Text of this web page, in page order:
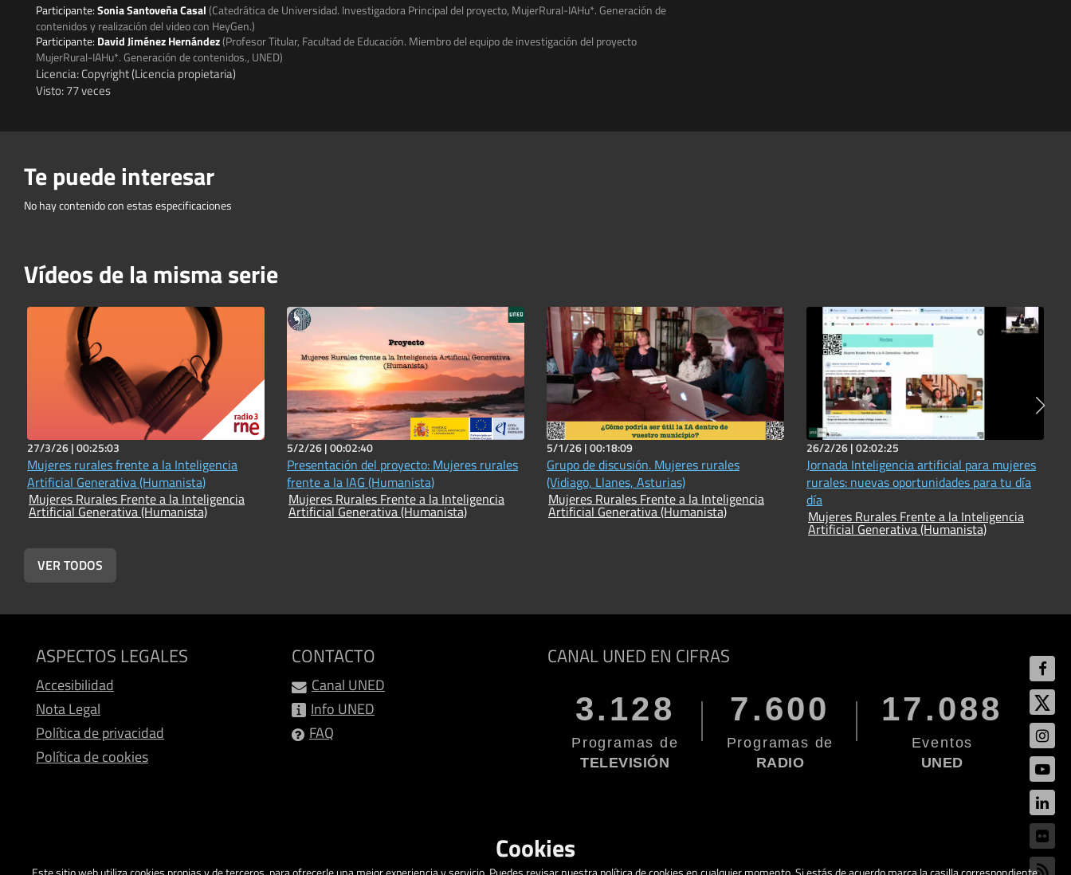
Participante:Sonia Santoveña Casal(Catedrática de Universidad. Investigadora Principal del proyecto, MujerRural-IAHu*. Generación de
contenidos y realización del video con HeyGen.)
Participante: David Jiménez Hernández(Profesor Titular, Facultad de Educación. Miembro del equipo de investigación del proyecto
MujerRural-IAHu*. Generación de contenidos., UNED)
Licencia: Copyright (Licencia propietaria)
Visto: 77 veces
Te puede interesar
No hay contenido con estas especificaciones
Vídeos de la misma serie
27/3/26 |00:25:03
Mujeres rurales frente a la Inteligencia
Artificial Generativa (Humanista)
Mujeres Rurales Frente a la Inteligencia
Artificial Generativa (Humanista)
5/2/26 |00:02:40
Presentación del proyecto: Mujeres rurales
frente a la IAG (Humanista)
Mujeres Rurales Frente a la Inteligencia
Artificial Generativa (Humanista)
5/1/26 |00:18:09
Grupo de discusión. Mujeres rurales
(Vidiago, Llanes, Asturias)
Mujeres Rurales Frente a la Inteligencia
Artificial Generativa (Humanista)
26/2/26 |02:02:25
Jornada Inteligencia artificial para mujeres
rurales: nuevas oportunidades para tu día
día
Mujeres Rurales Frente a la Inteligencia
Artificial Generativa (Humanista)
VER TODOS
ASPECTOS LEGALES
Accesibilidad
Nota Legal
Política de privacidad
Política de cookies
CONTACTO
Canal UNED
Info UNED
FAQ
CANAL UNED EN CIFRAS
3.128
Programas de
TELEVISIÓN
7.600
Programas de
RADIO
17.088
Eventos
UNED
Cookies